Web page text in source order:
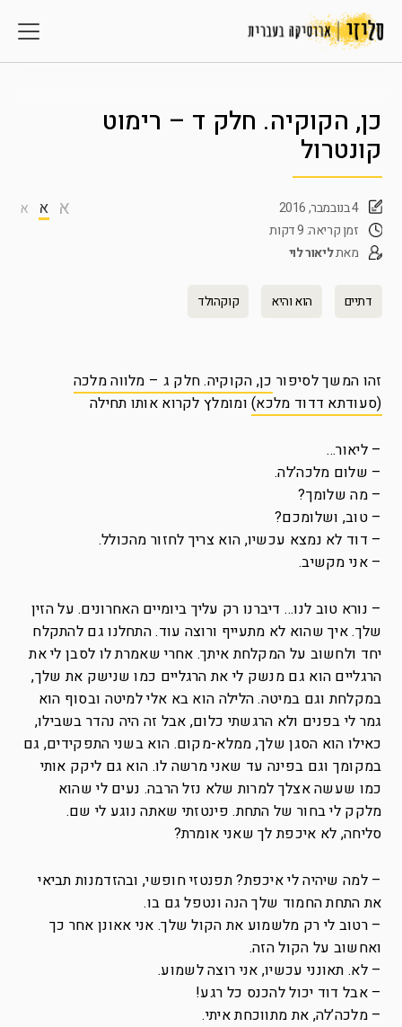
כן, הקוקיה. חלק ד – רימוט
קונטרול
א א א
4 בנובמבר, 2016
זמן קריאה: 9 דקות
מאתליאור לוי
דתיים הוא והיא קוקהולד
זהו המשך לסיפור כן, הקוקיה. חלק ג – מלווה מלכה
(סעודתא דדוד מלכא)ומומלץ לקרוא אותו תחילה
– ליאור…
– שלום מלכה’לה.
– מה שלומך?
– טוב, ושלומכם?
– דוד לא נמצא עכשיו, הוא צריך לחזור מהכולל.
– אני מקשיב.
– נורא טוב לנו… דיברנו רק עליך ביומיים האחרונים. על הזין
שלך. איך שהוא לא מתעייף ורוצה עוד. התחלנו גם להתקלח
יחד ולחשוב על המקלחת איתך. אחרי שאמרת לו לסבן לי את
הרגליים הוא גם מנשק לי את הרגליים כמו שנישק את שלך,
במקלחת וגם במיטה. הלילה הוא בא אלי למיטה ובסוף הוא
גמר לי בפנים ולא הרגשתי כלום, אבל זה היה נהדר בשבילו,
כאילו הוא הסגן שלך, ממלא-מקום. הוא בשני התפקידים, גם
במקומך וגם בפינה עד שאני מרשה לו. הוא גם ליקק אותי
כמו שעשה אצלך למרות שלא נזל הרבה. נעים לי שהוא
מלקק לי בחור של התחת. פינטזתי שאתה נוגע לי שם.
סליחה, לא איכפת לך שאני אומרת?
– למה שיהיה לי איכפת? תפנטזי חופשי, ובהזדמנות תביאי
את התחת החמוד שלך הנה ונטפל גם בו.
– רטוב לי רק מלשמוע את הקול שלך. אני אאונן אחר כך
ואחשוב על הקול הזה.
– לא. תאונני עכשיו, אני רוצה לשמוע.
– אבל דוד יכול להכנס כל רגע!
– מלכה’לה, את מתווכחת איתי.